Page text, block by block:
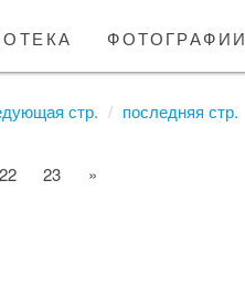
фотографии
стр. последняя стр.
22 23 »